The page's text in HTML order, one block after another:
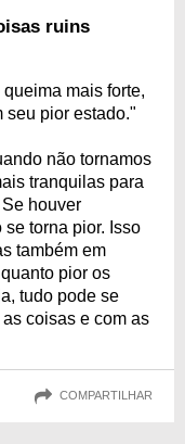
ruins
mais forte,
seu pior estado."
não tornamos
tranquilas para
houver
torna pior. Isso
também em
pior os
tudo pode se
coisas e com as
COMPARTILHAR